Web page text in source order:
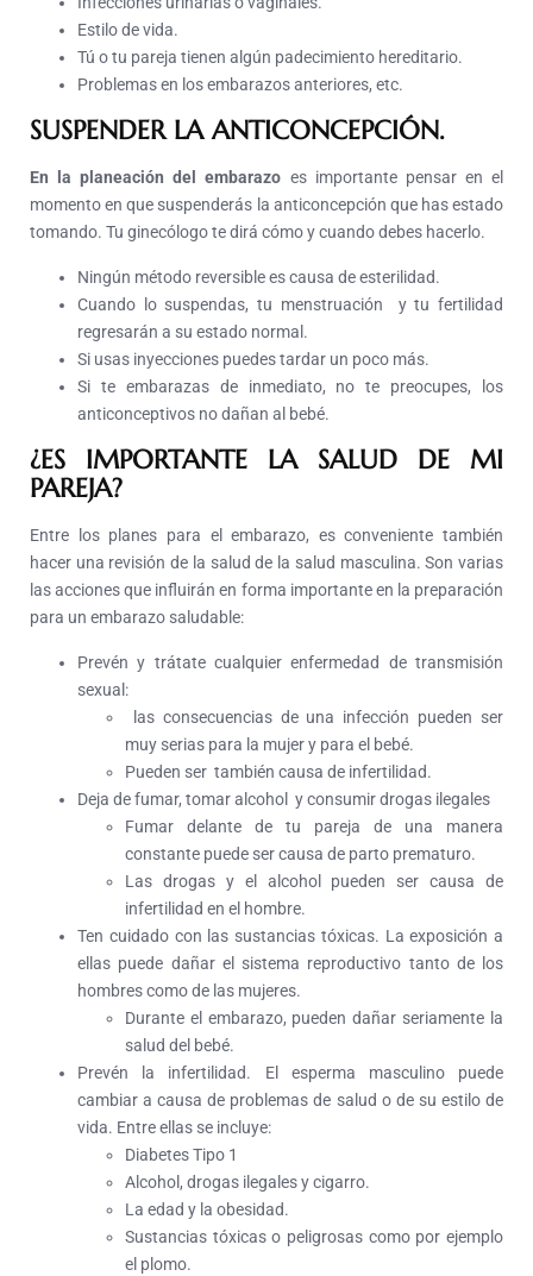
Estilo de vida.
Tú o tu pareja tienen algún padecimiento hereditario.
Problemas en los embarazos anteriores, etc.
SUSPENDER LA ANTICONCEPCIÓN.
En la planeación del embarazo es importante pensar en el
momento en que suspenderás la anticoncepción que has estado
tomando. Tu ginecólogo te dirá cómo y cuando debes hacerlo.
Ningún método reversible es causa de esterilidad.
Cuando lo suspendas, tu menstruación y tu fertilidad
regresarán a su estado normal.
Si usas inyecciones puedes tardar un poco más.
Si te embarazas de inmediato, no te preocupes, los
anticonceptivos no dañan al bebé.
¿ES IMPORTANTE LA SALUD DE MI
PAREJA?
Entre los planes para el embarazo, es conveniente también
hacer una revisión de la salud de la salud masculina. Son varias
las acciones que influirán en forma importante en la preparación
para un embarazo saludable:
Prevén y trátate cualquier enfermedad de transmisión
sexual:
las consecuencias de una infección pueden ser
muy serias para la mujer y para el bebé.
Pueden ser también causa de infertilidad.
Deja de fumar, tomar alcohol y consumir drogas ilegales
Fumar delante de tu pareja de una manera
constante puede ser causa de parto prematuro.
Las drogas y el alcohol pueden ser causa de
infertilidad en el hombre.
Ten cuidado con las sustancias tóxicas. La exposición a
ellas puede dañar el sistema reproductivo tanto de los
hombres como de las mujeres.
Durante el embarazo, pueden dañar seriamente la
salud del bebé.
Prevén la infertilidad. El esperma masculino puede
cambiar a causa de problemas de salud o de su estilo de
vida. Entre ellas se incluye:
Diabetes Tipo 1
Alcohol, drogas ilegales y cigarro.
La edad y la obesidad.
Sustancias tóxicas o peligrosas como por ejemplo
el plomo.